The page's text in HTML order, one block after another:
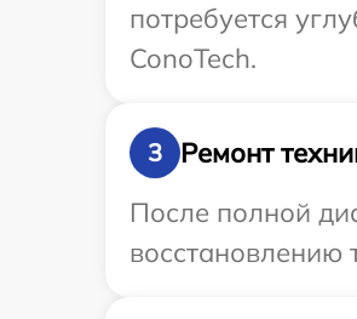
потребуется
ConoTech.
3
Ремонт
После полной
восстановлению